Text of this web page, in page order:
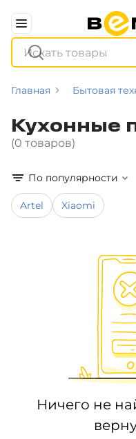
Главная Бытовая
Кухонные
(0 товаров)
По популярности
Artel Xiaomi
Ничего не